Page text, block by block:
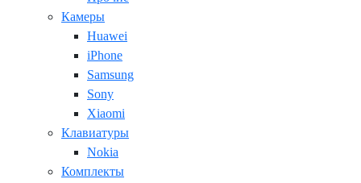
Камеры
Huawei
iPhone
Samsung
Sony
Xiaomi
Клавиатуры
Nokia
Комплекты